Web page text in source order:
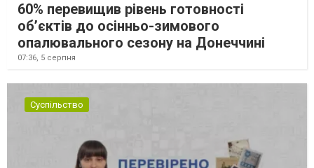
60% перевищив рівень готовності
об’єктів до осінньо-зимового
опалювального сезону на Донеччині
07:36, 5 серпня
Суспільство